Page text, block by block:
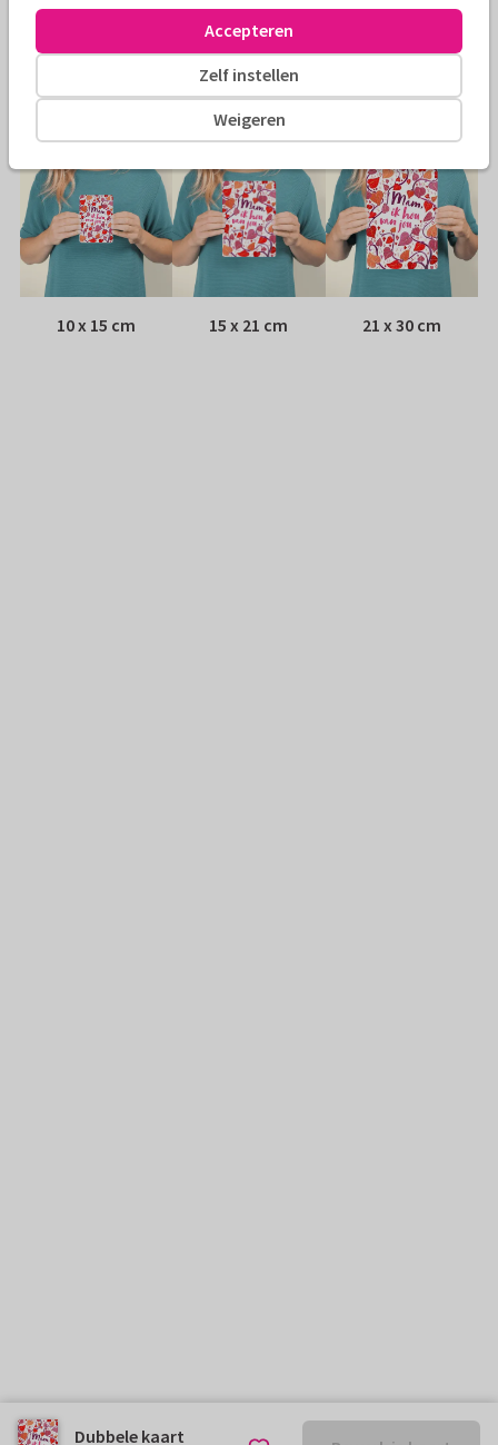
Envelop: Witte vensterenvelop
Achterop de kaart
10 x 15 cm 15 x 21 cm 21 x 30 cm
Dubbele kaart
Weigeren
Zelf instellen
Accepteren